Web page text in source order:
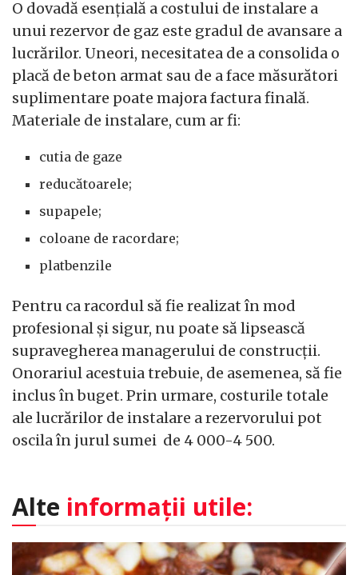
O dovadă esențială a costului de instalare a
unui rezervor de gaz este gradul de avansare a
lucrărilor. Uneori, necesitatea de a consolida o
placă de beton armat sau de a face măsurători
suplimentare poate majora factura finală.
Materiale de instalare, cum ar fi:
cutia de gaze
reducătoarele;
supapele;
coloane de racordare;
platbenzile
Pentru ca racordul să fie realizat în mod
profesional și sigur, nu poate să lipsească
supravegherea managerului de construcții.
Onorariul acestuia trebuie, de asemenea, să fie
inclus în buget. Prin urmare, costurile totale
ale lucrărilor de instalare a rezervorului pot
oscila în jurul sumei de 4 000-4 500.
Alte informații utile: